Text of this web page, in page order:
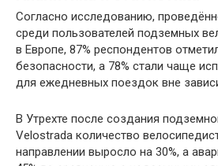
Согласно исследованию,
среди пользователей подземных
в Европе, 87% респондентов
безопасности, а 78% стали чаще
для ежедневных поездок вне
В Утрехте после создания
Velostrada количество
направлении выросло на 30%, а